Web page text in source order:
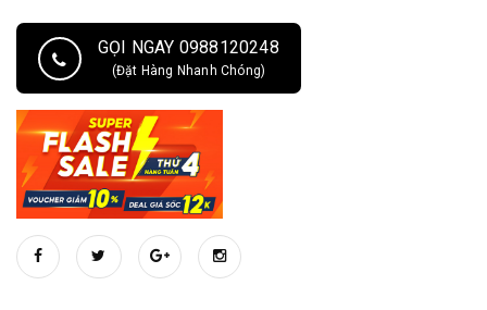
GỌI NGAY 0988120248
(Đặt Hàng Nhanh Chóng)